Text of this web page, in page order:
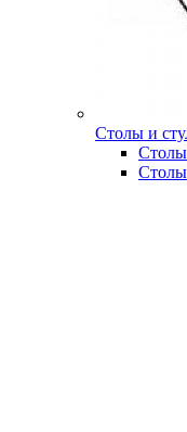
Столы и
Столы
Столы